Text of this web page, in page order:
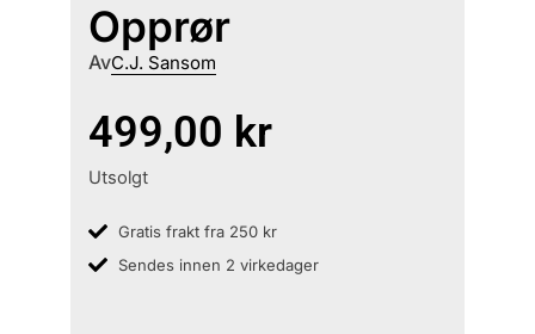
Opprør
AvC.J. Sansom
499,00 kr
Utsolgt
Gratis frakt fra 250 kr
Sendes innen 2 virkedager